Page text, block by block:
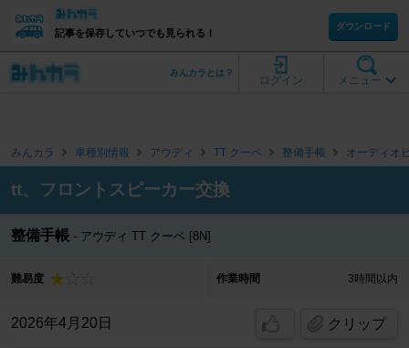
記事を保存していつでも見られる！
ダウンロード
メニュー
ログイン
みんカラとは？
みんカラ 車種別情報 アウディ TT クーペ 整備手帳 オーディオ
tt、フロントスピーカー交換
整備手帳 アウディ TT クーペ [8N]
難易度 作業時間 3時間以内
2026年4月20日 クリップ